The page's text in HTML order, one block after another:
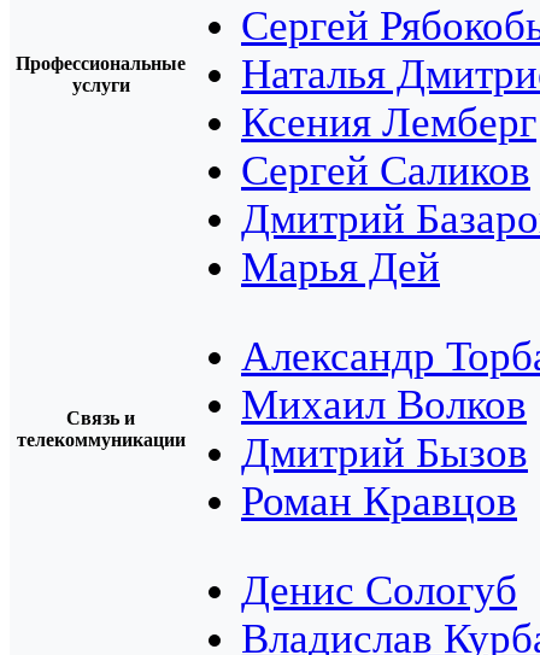
Профессиональные
услуги
Сергей
Наталья
Ксения Лемберг
Сергей Саликов
Дмитрий
Марья Дей
Связь и
телекоммуникации
Александр
Михаил Волков
Дмитрий Бызов
Роман Кравцов
Денис Сологуб
Владислав